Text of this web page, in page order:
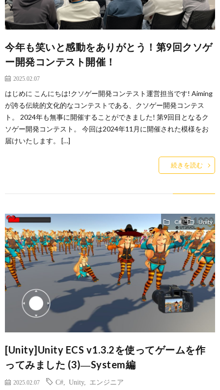
今年も笑いと感動をありがとう！第9回クソゲ
ー開発コンテスト開催！
2025.02.07
はじめに こんにちは!クソゲー開発コンテスト運営担当です! Aiming
が誇る伝統的文化的なコンテストである、クソゲー開発コンテス
ト。 2024年も無事に開催することができました! 第9回目となるク
ソゲー開発コンテスト。 今回は2024年11月に開催された模様をお
届けいたします。 […]
続きを読む
C# Unity
[Unity]Unity ECS v1.3.2を使ってゲームを作
ってみました (3)―System編
2025.02.07 C# Unity, エンジニア